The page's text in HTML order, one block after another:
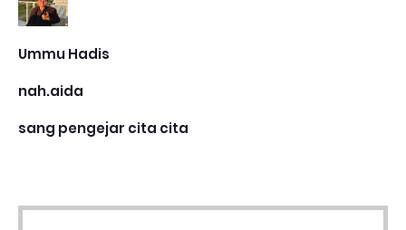
Ummu Hadis
nah.aida
sang pengejar cita cita